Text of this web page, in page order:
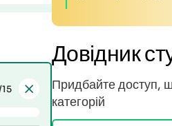
Довідник
Придбайте доступ,
категорій